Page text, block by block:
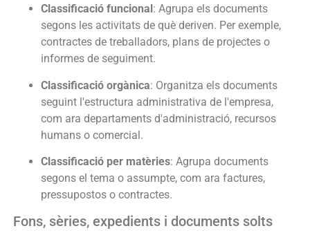
Classificació funcional : Agrupa els documents
segons les activitats de què deriven. Per exemple,
contractes de treballadors, plans de projectes o
informes de seguiment.
Classificació orgànica: Organitza els documents
seguint l'estructura administrativa de l'empresa,
com ara departaments d'administració, recursos
humans o comercial.
Classificació per matèries: Agrupa documents
segons el tema o assumpte, com ara factures,
pressupostos o contractes.
Fons, sèries, expedients i documents solts